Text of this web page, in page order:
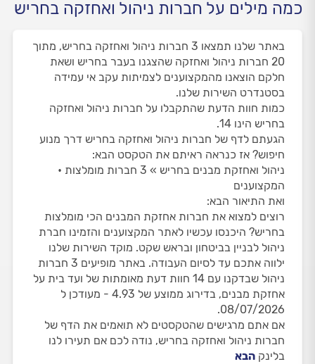
כמה מילים על חברות ניהול ואחזקה בחריש
באתר שלנו תמצאו 3 חברות ניהול ואחזקה בחריש, מתוך
20 חברות ניהול ואחזקה שהצגנו בעבר בחריש ושאת
חלקם הוצאנו מהמקצוענים לצמיתות עקב אי עמידה
בסטנדרט השירות שלנו.
כמות חוות הדעת שהתקבלו על חברות ניהול ואחזקה
בחריש הינו 14.
הגעתם לדף של חברות ניהול ואחזקה בחריש דרך מנוע
חיפוש? אז כנראה ראיתם את הטקסט הבא:
ניהול ואחזקת מבנים בחריש » 3 חברות מומלצות •
המקצוענים
ואת התיאור הבא:
רוצים למצוא את חברות אחזקת המבנים הכי מומלצות
בחריש? היכנסו עכשיו לאתר המקצוענים והזמינו חברת
ניהול לבניין בביטחון ובראש שקט. מוקד השירות שלנו
ילווה אתכם עד לסיום העבודה. באתר מופיעים 3 חברות
ניהול שבדקנו עם 14 חוות דעת מאומתות של ועד בית על
אחזקת מבנים, בדירוג ממוצע של 4.93 - מעודכן ל
08/07/2026.
אם אתם מרגישים שהטקסטים לא תואמים את הדף של
חברות ניהול ואחזקה בחריש, נודה לכם אם תעירו לנו
בלינק הבא